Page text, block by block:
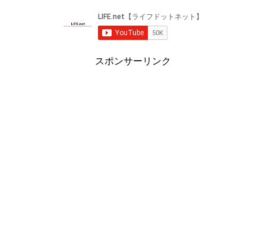
スポンサーリンク